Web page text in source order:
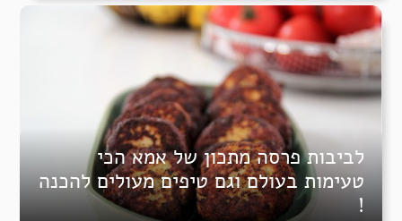
לביבות פרסה מתכון של אמא הכי
טעימות בעולם וגם טיפים מעולים להכנה
!